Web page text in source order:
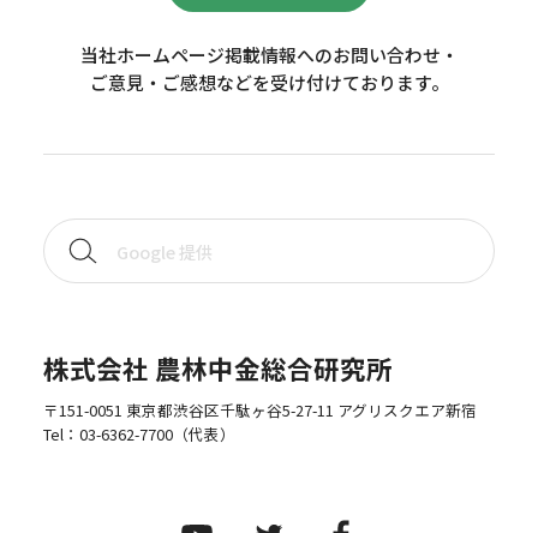
当社ホームページ掲載情報へのお問い合わせ・
ご意見・ご感想などを受け付けております。
株式会社 農林中金総合研究所
〒151-0051 東京都渋谷区千駄ヶ谷5-27-11 アグリスクエア新宿
Tel： 03-6362-7700（代表）